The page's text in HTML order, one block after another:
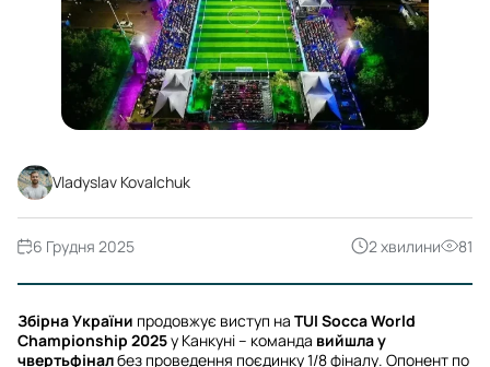
Vladyslav Kovalchuk
2 хвилини 81
6 Грудня 2025
Збірна України продовжує виступ на TUI Socca World
Championship 2025у Канкуні – команда вийшла у
чвертьфіналбез проведення поєдинку 1/8 фіналу. Опонент по